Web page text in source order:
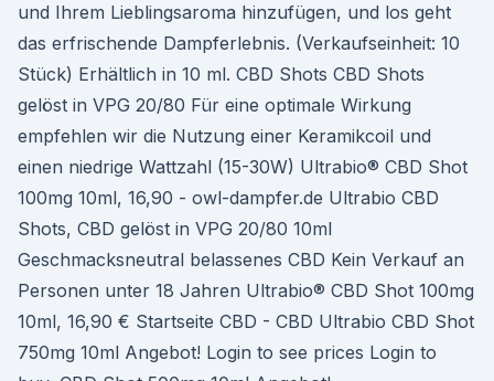
und Ihrem Lieblingsaroma hinzufügen, und los geht
das erfrischende Dampferlebnis. (Verkaufseinheit: 10
Stück) Erhältlich in 10 ml. CBD Shots CBD Shots
gelöst in VPG 20/80 Für eine optimale Wirkung
empfehlen wir die Nutzung einer Keramikcoil und
einen niedrige Wattzahl (15-30W) Ultrabio® CBD Shot
100mg 10ml, 16,90 - owl-dampfer.de Ultrabio CBD
Shots, CBD gelöst in VPG 20/80 10ml
Geschmacksneutral belassenes CBD Kein Verkauf an
Personen unter 18 Jahren Ultrabio® CBD Shot 100mg
10ml, 16,90 € Startseite CBD - CBD Ultrabio CBD Shot
750mg 10ml Angebot! Login to see prices Login to